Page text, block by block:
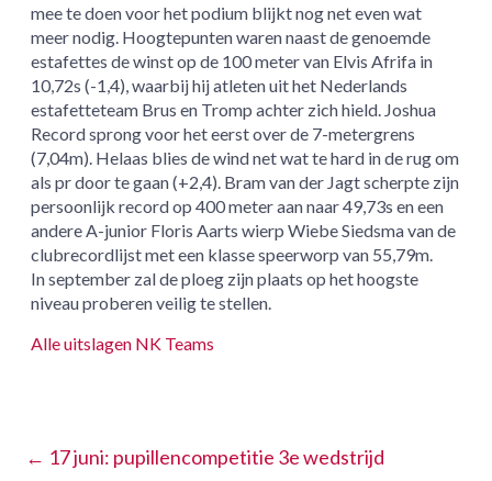
mee te doen voor het podium blijkt nog net even wat
meer nodig. Hoogtepunten waren naast de genoemde
estafettes de winst op de 100 meter van Elvis Afrifa in
10,72s (-1,4), waarbij hij atleten uit het Nederlands
estafetteteam Brus en Tromp achter zich hield. Joshua
Record sprong voor het eerst over de 7-metergrens
(7,04m). Helaas blies de wind net wat te hard in de rug om
als pr door te gaan (+2,4). Bram van der Jagt scherpte zijn
persoonlijk record op 400 meter aan naar 49,73s en een
andere A-junior Floris Aarts wierp Wiebe Siedsma van de
clubrecordlijst met een klasse speerworp van 55,79m.
In september zal de ploeg zijn plaats op het hoogste
niveau proberen veilig te stellen.
Alle uitslagen NK Teams
← 17 juni: pupillencompetitie 3e wedstrijd